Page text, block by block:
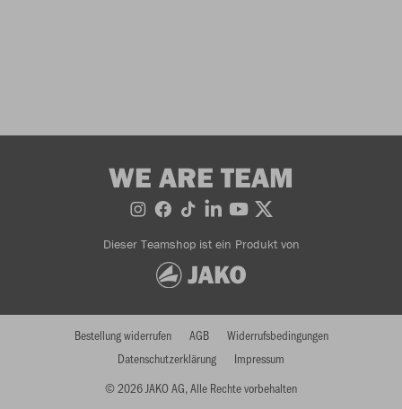
WE ARE TEAM
Dieser Teamshop ist ein Produkt von
© 2026 JAKO AG, Alle Rechte vorbehalten
Bestellung widerrufen AGB
Widerrufsbedingungen
Datenschutzerklärung
Impressum